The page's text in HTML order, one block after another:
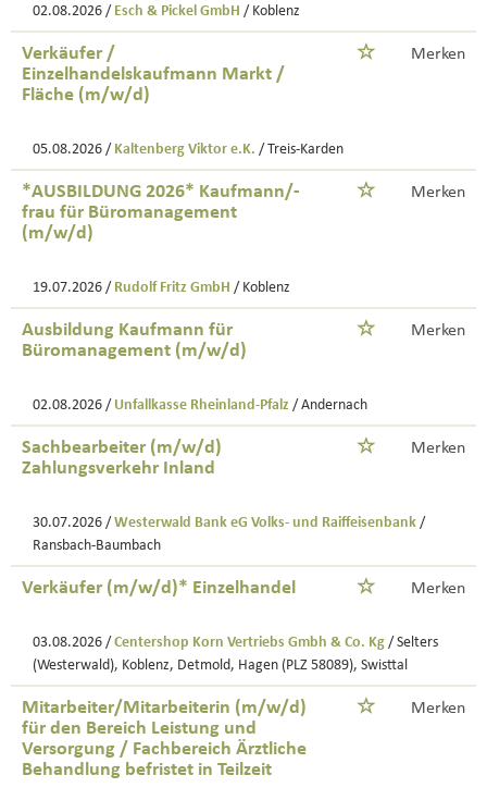
02.08.2026 / Esch & Pickel GmbH / Koblenz
Verkäufer /
Einzelhandelskaufmann Markt /
Fläche (m/w/d)
Merken
05.08.2026 / Kaltenberg Viktor e.K. / Treis-Karden
*AUSBILDUNG 2026* Kaufmann/-
frau für Büromanagement
(m/w/d)
Merken
19.07.2026 / Rudolf Fritz GmbH / Koblenz
Ausbildung Kaufmann für
Büromanagement (m/w/d)
Merken
02.08.2026 / Unfallkasse Rheinland-Pfalz / Andernach
Sachbearbeiter (m/w/d)
Zahlungsverkehr Inland
Merken
30.07.2026 / Westerwald Bank eG Volks- und Raiffeisenbank /
Ransbach-Baumbach
Verkäufer (m/w/d)* Einzelhandel Merken
03.08.2026 / Centershop Korn Vertriebs Gmbh & Co. Kg / Selters
(Westerwald), Koblenz, Detmold, Hagen (PLZ 58089), Swisttal
Mitarbeiter/Mitarbeiterin (m/w/d)
für den Bereich Leistung und
Versorgung / Fachbereich Ärztliche
Behandlung befristet in Teilzeit
Merken